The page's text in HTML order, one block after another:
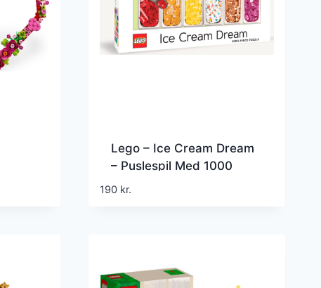
Lego – Ice Cream Dream
– Puslespil Med 1000
Brikker
190 kr.